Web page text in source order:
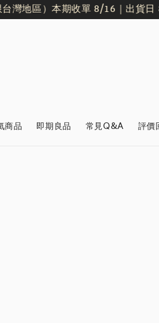
灣地區）本期收單 8/16｜出貨日
商品 即期良品 常見Q&A 評價